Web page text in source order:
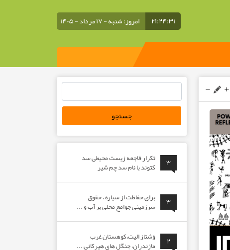
۲۱:۲۴:۳۲ امروز: شنبه - ۱۷ مرداد - ۱۴۰۵
۳
تکرار فاجعه زیست محیطی سد
کتوند با نام سد چم شیر
۳
برای حفاظت از سیاره ، حقوق
سرزمینی جوامع محلی بر آب و ...
۲
وَشتاز الیت،کوهستان غرب
مازندران، جنگل های هیرکانی ...